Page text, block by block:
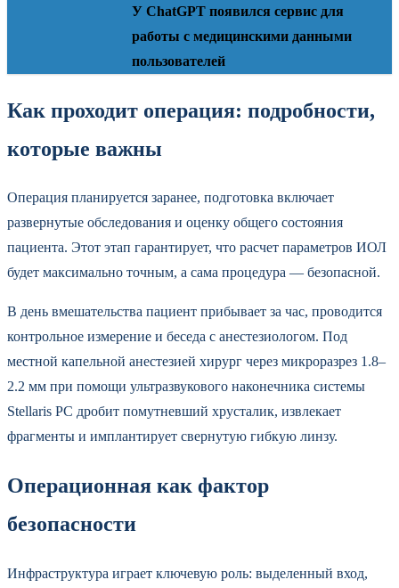
У ChatGPT появился сервис для
работы с медицинскими данными
пользователей
Как проходит операция: подробности,
которые важны
Операция планируется заранее, подготовка включает
развернутые обследования и оценку общего состояния
пациента. Этот этап гарантирует, что расчет параметров ИОЛ
будет максимально точным, а сама процедура — безопасной.
В день вмешательства пациент прибывает за час, проводится
контрольное измерение и беседа с анестезиологом. Под
местной капельной анестезией хирург через микроразрез 1.8–
2.2 мм при помощи ультразвукового наконечника системы
Stellaris PC дробит помутневший хрусталик, извлекает
фрагменты и имплантирует свернутую гибкую линзу.
Операционная как фактор
безопасности
Инфраструктура играет ключевую роль: выделенный вход,